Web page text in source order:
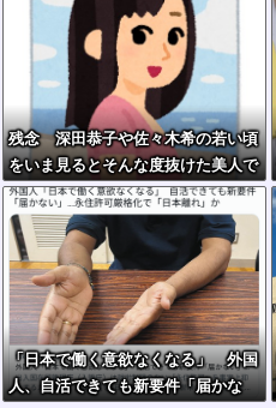
残念 深田恭子や佐々木希の若い頃
をいま見るとそんな度抜けた美人で
はない
「日本で働く意欲なくなる」 外国
人、自活できても新要件「届かな